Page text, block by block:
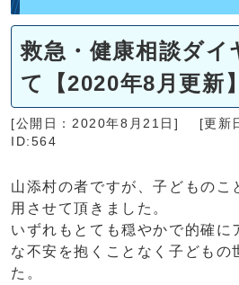
救急・健康相談ダイ
て【2020年8月更新】
[公開日：2020年8月21日]
[更新
ID:564
山添村の者ですが、子どものこ
用させて頂きました。
いずれもとても穏やかで的確に
な不安を抱くことなく子どもの
た。